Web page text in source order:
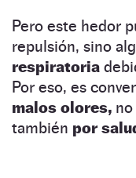
Pero este hedor
repulsión, sino
respiratoria
Por eso, es
malos olores,
también por